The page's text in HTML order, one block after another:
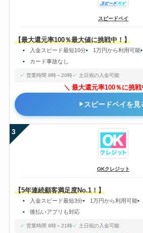
スピードペイ
【最大還元率100％最大値に挑戦中！】
入金スピード最短10分 1万円から利用可能
カード事故なし
営業時間 9時～20時 土日祝の入金可能
最大還元率100％に挑戦
スピードペイを見
3
OKクレジット
【5年連続顧客満足度No.1！】
入金スピード最短3分 1万円から利用可能
後払いアプリも対応
営業時間 9時～21時 土日祝の入金可能